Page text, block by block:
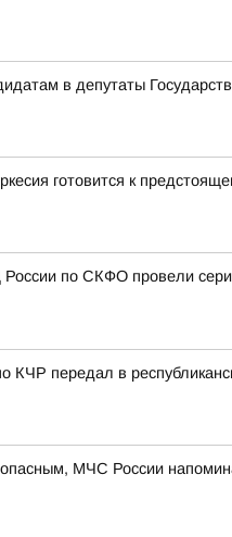
в депутаты
готовится к
по СКФО провели
КЧР передал в
МЧС России